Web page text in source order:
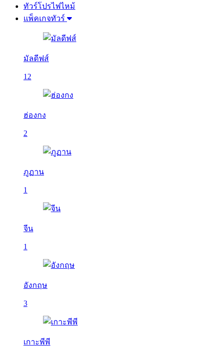
ทัวร์โปรไฟไหม้
แพ็คเกจทัวร์
มัลดีฟส์
12
ฮ่องกง
2
ภูฏาน
1
จีน
1
อังกฤษ
3
เกาะพีพี